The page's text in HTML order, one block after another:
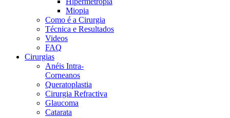
Miopia
Como é a Cirurgia
Técnica e Resultados
Videos
FAQ
Cirurgias
Anéis Intra-
Corneanos
Queratoplastia
Cirurgia Refractiva
Glaucoma
Catarata